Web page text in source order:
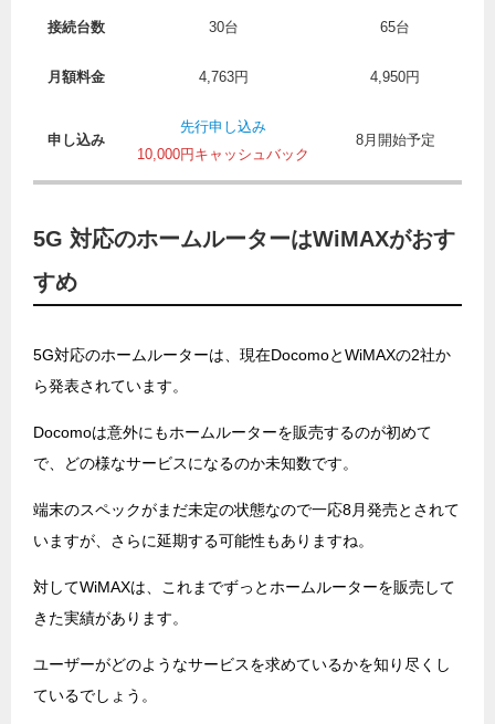
接続台数 30台 65台
月額料金 4,763円 4,950円
申し込み
先行申し込み
10,000円キャッシュバック
8月開始予定
5G 対応のホームルーターはWiMAXがおす
すめ
5G対応のホームルーターは、現在DocomoとWiMAXの2社か
ら発表されています。
Docomoは意外にもホームルーターを販売するのが初めて
で、どの様なサービスになるのか未知数です。
端末のスペックがまだ未定の状態なので一応8月発売とされて
いますが、さらに延期する可能性もありますね。
対してWiMAXは、これまでずっとホームルーターを販売して
きた実績があります。
ユーザーがどのようなサービスを求めているかを知り尽くし
ているでしょう。